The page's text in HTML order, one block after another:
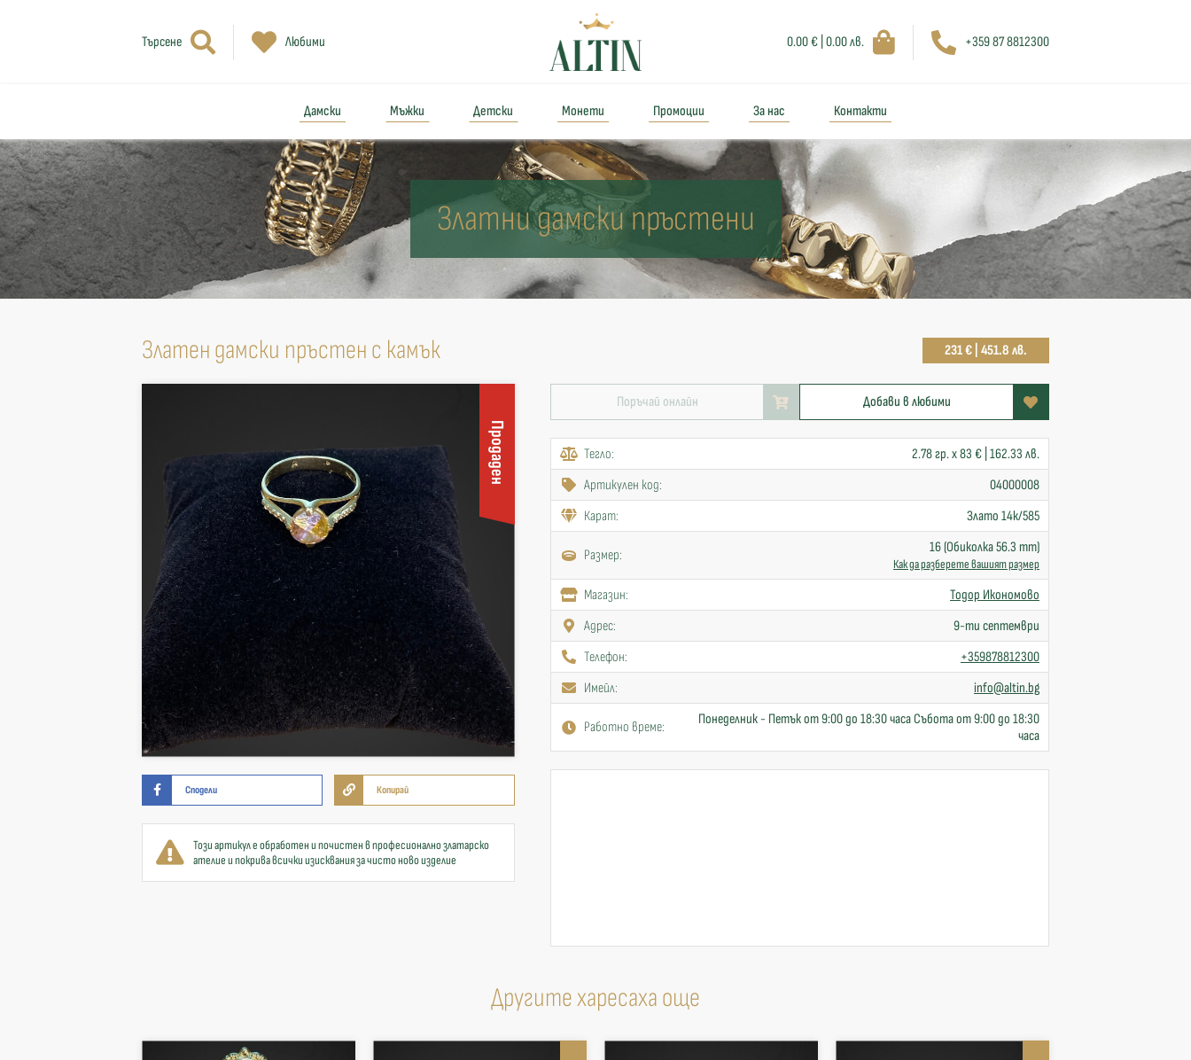
Търсене Любими 0.00 € | 0.00 лв. +359 87 8812300
Дамски Мъжки Детски Монети Промоции За нас Контакти
Златни дамски пръстени
Златен дамски пръстен с камък 231 € | 451.8 лв.
Продаден
Сподели Копирай
Този артикул е обработен и почистен в професионално златарско
ателие и покрива всички изисквания за чисто ново изделие
Поръчай онлайн Добави в любими
Тегло:
2.78 гр. x 83 € | 162.33 лв.
Артикулен код:
04000008
Карат:
Злато 14к/585
Размер: 16 (Обиколка 56.3 mm)
Как да разберете вашият размер
Mагазин:
Тодор Икономово
Адрес:
9-ти септември
Телефон:
+359878812300
Имейл:
info@altin.bg
Работно време:
Понеделник - Петък от 9:00 до 18:30 часа Събота от 9:00 до 18:30
часа
Другите харесаха още